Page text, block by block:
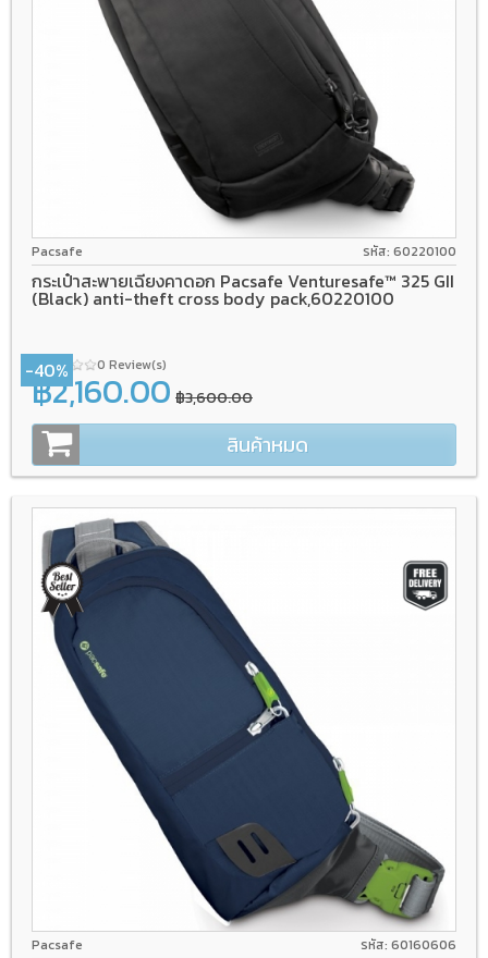
Pacsafe รหัส: 60220100
กระเป๋าสะพายเฉียงคาดอก Pacsafe Venturesafe™ 325 GII
(Black) anti-theft cross body pack,60220100
0 Review(s)
-40%
฿2,160.00 ฿3,600.00
สินค้าหมด
Pacsafe รหัส: 60160606